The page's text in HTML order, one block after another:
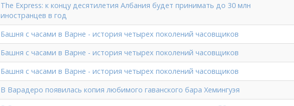
The Express: к концу десятилетия Албания будет принимать до 30 млн
иностранцев в год
Башня с часами в Варне - история четырех поколений часовщиков
Башня с часами в Варне - история четырех поколений часовщиков
Башня с часами в Варне - история четырех поколений часовщиков
В Варадеро появилась копия любимого гаванского бара Хемингуэя